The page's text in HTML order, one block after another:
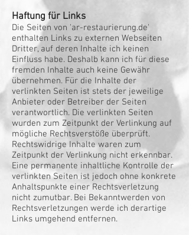
Haftung für Links
Die Seiten von 'ar-restaurierung.de'
enthalten Links zu externen Webseiten
Dritter, auf deren Inhalte ich keinen
Einfluss habe. Deshalb kann ich für diese
fremden Inhalte auch keine Gewähr
übernehmen. Für die Inhalte der
verlinkten Seiten ist stets der jeweilige
Anbieter oder Betreiber der Seiten
verantwortlich. Die verlinkten Seiten
wurden zum Zeitpunkt der Verlinkung auf
mögliche Rechtsverstöße überprüft.
Rechtswidrige Inhalte waren zum
Zeitpunkt der Verlinkung nicht erkennbar.
Eine permanente inhaltliche Kontrolle der
verlinkten Seiten ist jedoch ohne konkrete
Anhaltspunkte einer Rechtsverletzung
nicht zumutbar. Bei Bekanntwerden von
Rechtsverletzungen werde ich derartige
Links umgehend entfernen.